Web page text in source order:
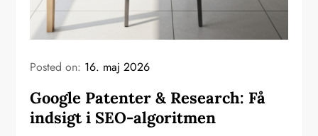
Posted on: 16. maj 2026
Google Patenter & Research: Få
indsigt i SEO-algoritmen